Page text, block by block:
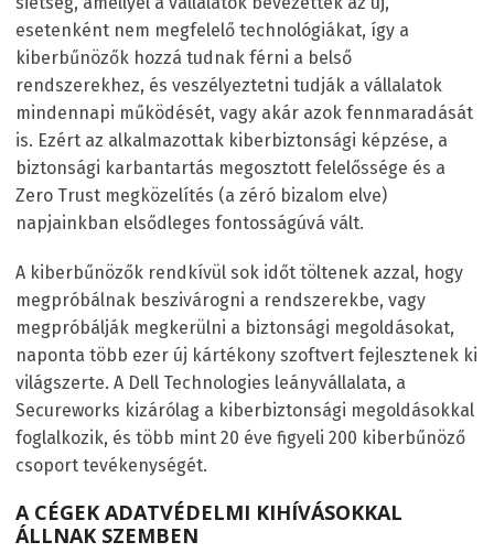
esetenként nem megfelelő technológiákat, így a
kiberbűnözők hozzá tudnak férni a belső
rendszerekhez, és veszélyeztetni tudják a vállalatok
mindennapi működését, vagy akár azok fennmaradását
is. Ezért az alkalmazottak kiberbiztonsági képzése, a
biztonsági karbantartás megosztott felelőssége és a
Zero Trust megközelítés (a zéró bizalom elve)
napjainkban elsődleges fontosságúvá vált.
A kiberbűnözők rendkívül sok időt töltenek azzal, hogy
megpróbálnak beszivárogni a rendszerekbe, vagy
megpróbálják megkerülni a biztonsági megoldásokat,
naponta több ezer új kártékony szoftvert fejlesztenek ki
világszerte. A Dell Technologies leányvállalata, a
Secureworks kizárólag a kiberbiztonsági megoldásokkal
foglalkozik, és több mint 20 éve figyeli 200 kiberbűnöző
csoport tevékenységét.
A CÉGEK ADATVÉDELMI KIHÍVÁSOKKAL
ÁLLNAK SZEMBEN